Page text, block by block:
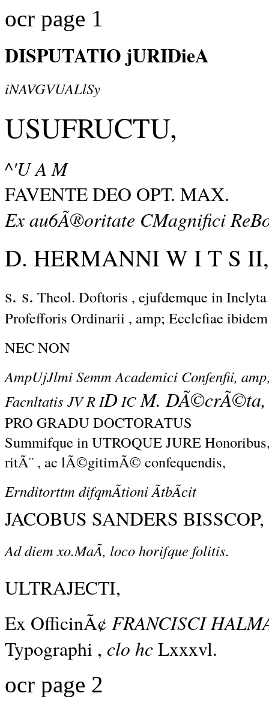
ocr page 1
DISPUTATIO jURIDieA
iNAVGVUALlSy
USUFRUCTU,
^'U A M
FAVENTE DEO OPT. MAX.
Ex au6Ã®oritate CMagnifici
D. HERMANNI W I T S II,
s. s. Theol. Doftoris , ejufdemque in
Profefforis Ordinarii , amp; Ecclcfiae
NEC NON
AmpUjJlmi Semm Academici Confenfii,
Facnltatis JV R IDICM. DÃ©crÃ©ta,
PRO GRADU DOCTORATUS
Summifque in UTROQUE JURE
ritÃ¨ , ac lÃ©gitimÃ© confequendis,
Ernditorttm difqmÃtioni ÃtbÃcit
JACOBUS SANDERS
Ad diem xo.MaÃ, loco horifque folitis.
ULTRAJECTI,
Ex OfficinÃ¢ FRANCISCI
Typographi , clo hcLxxxvl.
ocr page 2